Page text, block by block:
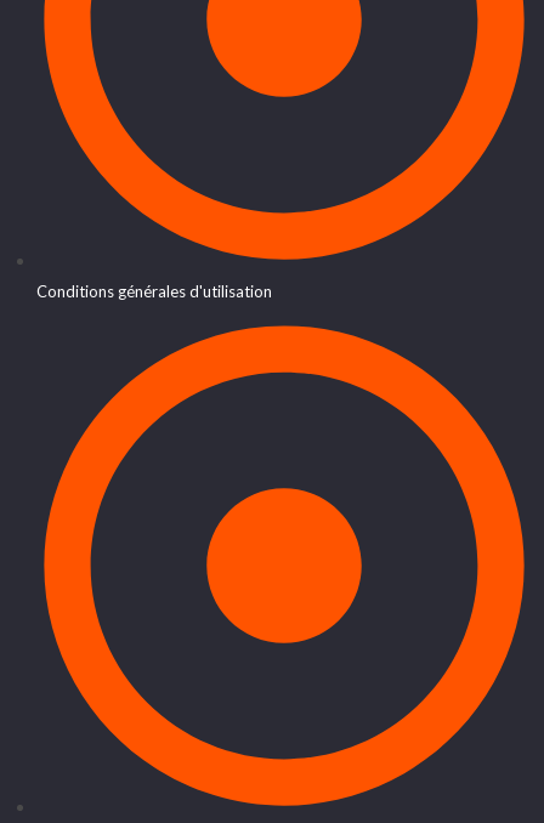
Conditions générales d'utilisation